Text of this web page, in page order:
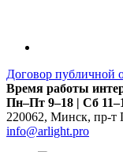
Договор публичной
Время работы
Пн–Пт 9–18 | Сб
220062, Минск, пр-т
info@arlight.pro